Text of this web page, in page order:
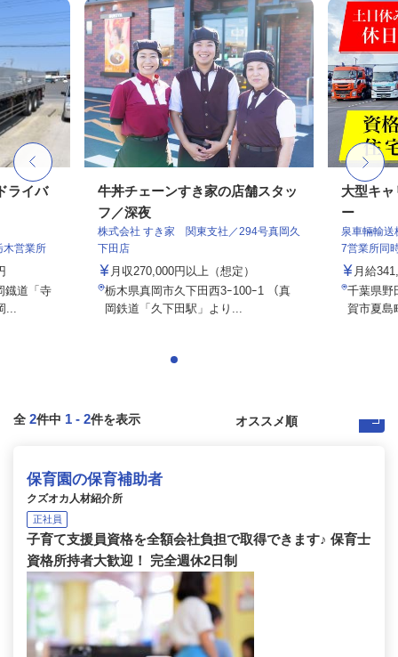
ライバ
営業所
鐡道「寺
牛丼チェーンすき家の店舗スタッ
フ／深夜
株式会社 すき家 関東支社／294号真岡久
下田店
月収270,000円以上（想定）
栃木県真岡市久下田西3ｰ100ｰ1 （真
岡鉄道「久下田駅」より...
大型キ
ー
泉車輛輸
7営業所同
月給
千葉県野
賀市夏島
全 2件中 1 - 2件を表示
保育園の保育補助者
クズオカ人材紹介所
正社員
子育て支援員資格を全額会社負担で取得できます♪ 保育士
資格所持者大歓迎！ 完全週休2日制